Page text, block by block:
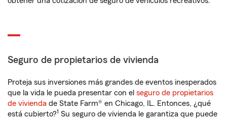
Seguro de propietarios de vivienda
Proteja sus inversiones más grandes de eventos inesperados
que la vida le pueda presentar con el seguro de propietarios
de vivienda de State Farm® en Chicago, IL. Entonces, ¿qué
está cubierto?1 Su seguro de vivienda le garantiza que puede